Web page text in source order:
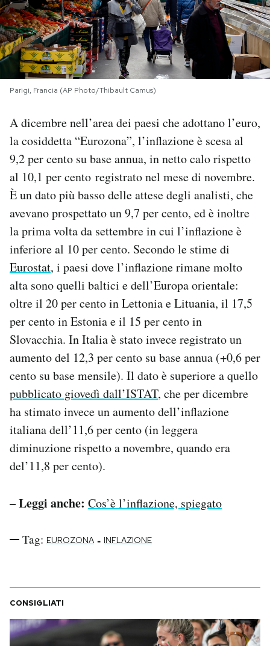
PODCAST
NEWSLETTER
SHOP
CALENDARIO
AREA PERSONALE
Area Personale
Newsletter
Notifiche mobile
Regala il Post
Hai bisogno di aiuto?
Esci
Parigi, Francia (AP Photo/Thibault Camus)
A dicembre nell’area dei paesi che adottano l’euro,
la cosiddetta “Eurozona”, l’inflazione è scesa al
9,2 per cento su base annua, in netto calo rispetto
al 10,1 per cento registrato nel mese di novembre.
È un dato più basso delle attese degli analisti, che
avevano prospettato un 9,7 per cento, ed è inoltre
la prima volta da settembre in cui l’inflazione è
inferiore al 10 per cento. Secondo le stime di
Eurostat, i paesi dove l’inflazione rimane molto
alta sono quelli baltici e dell’Europa orientale:
oltre il 20 per cento in Lettonia e Lituania, il 17,5
per cento in Estonia e il 15 per cento in
Slovacchia. In Italia è stato invece registrato un
aumento del 12,3 per cento su base annua (+0,6 per
cento su base mensile). Il dato è superiore a quello
pubblicato giovedì dall’ISTAT, che per dicembre
ha stimato invece un aumento dell’inflazione
italiana dell’11,6 per cento (in leggera
diminuzione rispetto a novembre, quando era
del’11,8 per cento).
– Leggi anche: Cos’è l’inflazione, spiegato
Tag: EUROZONA - INFLAZIONE
CONSIGLIATI